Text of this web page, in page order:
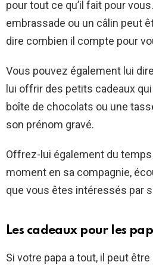
pour tout ce qu’il fait pour
embrassade ou un câlin peut
dire combien il compte pour
Vous pouvez également lui
lui offrir des petits cadeaux
boîte de chocolats ou une
son prénom gravé.
Offrez-lui également du
moment en sa compagnie,
que vous êtes intéressés par
Les cadeaux pour les
Si votre papa a tout, il peut